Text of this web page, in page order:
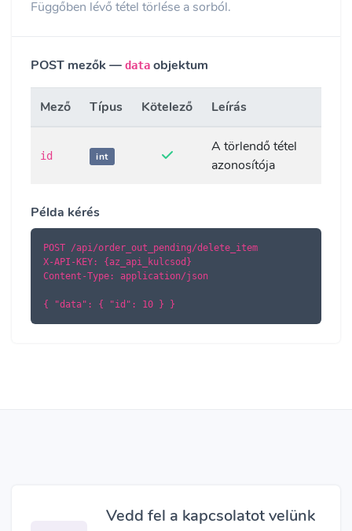
Függőben lévő tétel törlése a sorból.
POST mezők — data objektum
Mező Típus Kötelező Leírás
id int
A törlendő tétel
azonosítója
Példa kérés
POST /api/order_out_pending/delete_item
X-API-KEY: {az_api_kulcsod}
Content-Type: application/json
{ "data": { "id": 10 } }
Vedd fel a kapcsolatot velünk